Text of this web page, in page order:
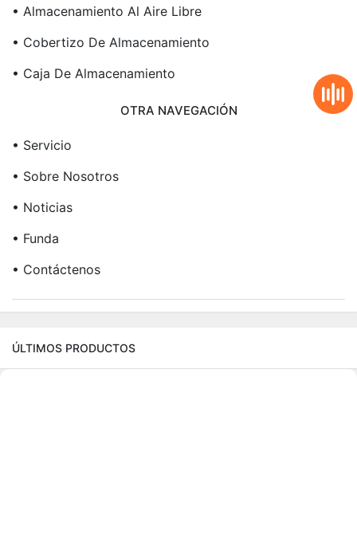
• Almacenamiento Al Aire Libre
• Cobertizo De Almacenamiento
• Caja De Almacenamiento
OTRA NAVEGACIÓN
• Servicio
• Sobre Nosotros
• Noticias
• Funda
• Contáctenos
ÚLTIMOS PRODUCTOS